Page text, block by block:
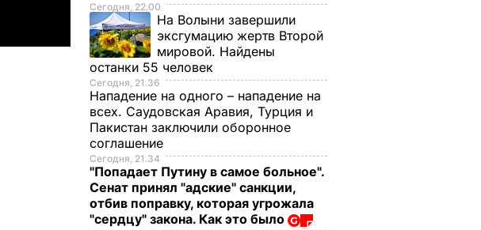
Сегодня, 22.00
На Волыни завершили
эксгумацию жертв Второй
мировой. Найдены
останки 55 человек
Сегодня, 21.36
Нападение на одного – нападение на
всех. Саудовская Аравия, Турция и
Пакистан заключили оборонное
соглашение
Сегодня, 21.34
"Попадает Путину в самое больное".
Сенат принял "адские" санкции,
отбив поправку, которая угрожала
"сердцу" закона. Как это было